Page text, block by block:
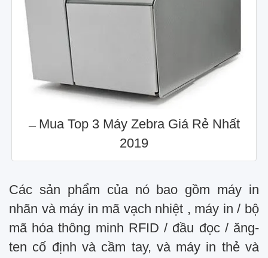
Mua Top 3 Máy Zebra Giá Rẻ Nhất
2019
Các sản phẩm của nó bao gồm máy in
nhãn và máy in mã vạch nhiệt , máy in / bộ
mã hóa thông minh RFID / đầu đọc / ăng-
ten cố định và cầm tay, và máy in thẻ và